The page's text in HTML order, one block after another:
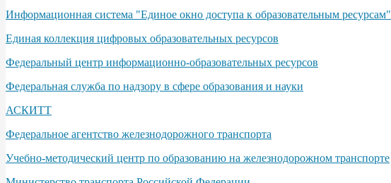
Информационная система "Единое окно доступа к образовательным ресурсам"
Единая коллекция цифровых образовательных ресурсов
Федеральный центр информационно-образовательных ресурсов
Федеральная служба по надзору в сфере образования и науки
АСКИТТ
Федеральное агентство железнодорожного транспорта
Учебно-методический центр по образованию на железнодорожном транспорте